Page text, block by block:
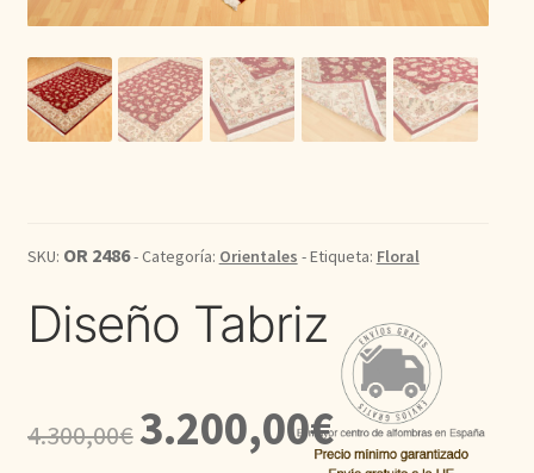
Redondas
Pasillo
SKU: OR 2486- Categoría: Orientales - Etiqueta: Floral
Diseño Tabriz
4.300,00€
El
precio
3.200,00€El
precio